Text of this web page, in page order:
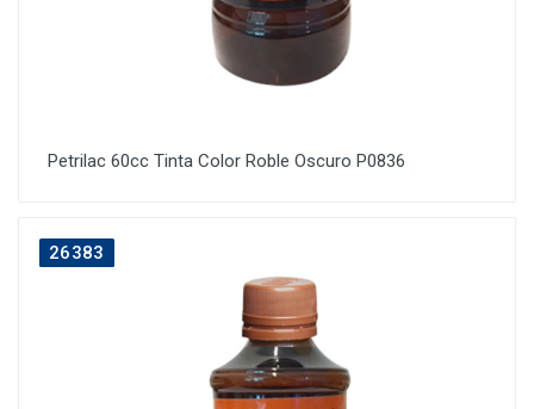
Petrilac 60cc Tinta Color Roble Oscuro P0836
26383